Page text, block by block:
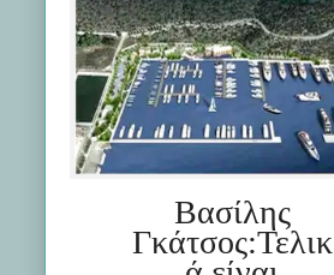
Βασίλης
Γκάτσος:Τελικ